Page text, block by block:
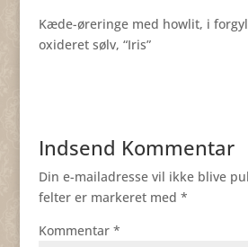
Kæde-øreringe med howlit, i
oxideret sølv, “Iris”
Indsend Kommentar
Din e-mailadresse vil ikke blive
felter er markeret med *
Kommentar *